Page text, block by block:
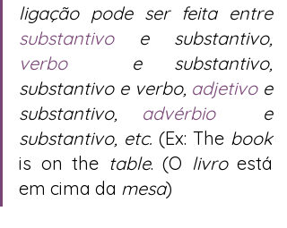
ligação pode ser feita entre
substantivo
verbo
  e substantivo,
substantivo e verbo, adjetivo e
substantivo, advérbio
  e
substantivo, etc. (Ex: The book
is on the table. (O livro está
em cima da mesa)